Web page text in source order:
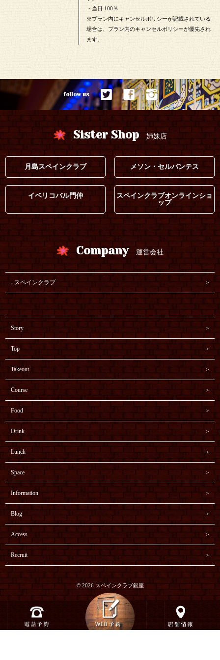
・当日 100％
※プラン内にキャンセルポリシーが記載されている
場合は、プラン内のキャンセルポリシーが優先され
ます。
follow us
Sister Shop 姉妹店
月島スペインクラブ メソン・セルバンテス
イベリコバル門仲
スペインクラブオンラインショ
ップ
Company 運営会社
スペインクラブ
Story
Top
Takeout
Course
Food
Drink
Lunch
Space
Information
Blog
Access
Recruit
© 2026 スペインクラブ銀座